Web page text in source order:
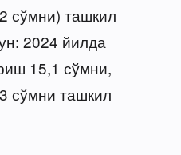
сўмни) ташкил
2024 йилда
15,1 сўмни,
сўмни ташкил